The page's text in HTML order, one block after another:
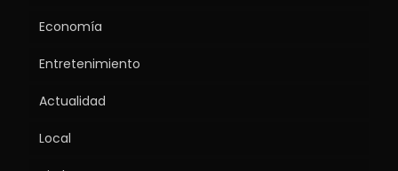
Economía
Entretenimiento
Actualidad
Local